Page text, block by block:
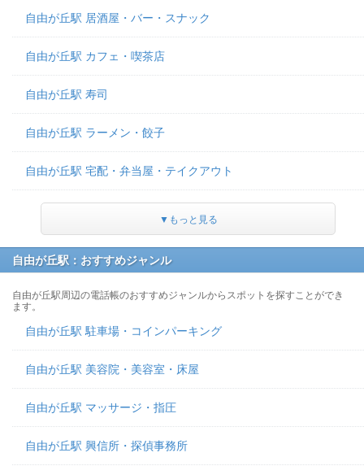
自由が丘駅 居酒屋・バー・スナック
自由が丘駅 カフェ・喫茶店
自由が丘駅 寿司
自由が丘駅 ラーメン・餃子
自由が丘駅 宅配・弁当屋・テイクアウト
▼もっと見る
自由が丘駅：おすすめジャンル
自由が丘駅周辺の電話帳のおすすめジャンルからスポットを探すことができ
ます。
自由が丘駅 駐車場・コインパーキング
自由が丘駅 美容院・美容室・床屋
自由が丘駅 マッサージ・指圧
自由が丘駅 興信所・探偵事務所